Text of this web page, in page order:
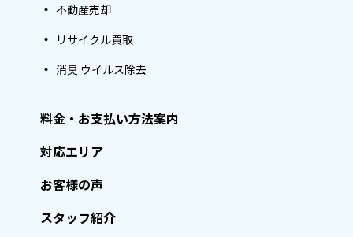
不動産売却
リサイクル買取
消臭 ウイルス除去
料金・お支払い方法案内
対応エリア
お客様の声
スタッフ紹介